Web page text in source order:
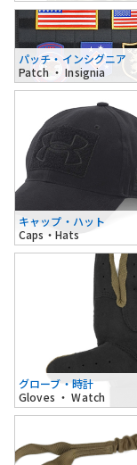
パッチ・インシグニア
Patch ・ Insignia
キャップ・ハット
Caps・Hats
グローブ・時計
Gloves ・ Watch